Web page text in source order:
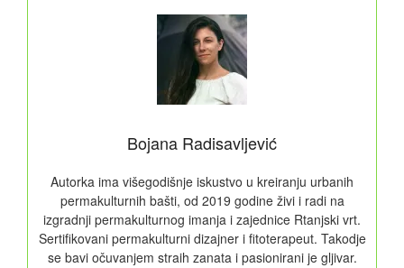
Rasad
koja
Bojana Radisavljević
Autorka ima višegodišnje iskustvo u kreiranju urbanih
permakulturnih bašti, od 2019 godine živi i radi na
izgradnji permakulturnog imanja i zajednice Rtanjski vrt.
Sertifikovani permakulturni dizajner i fitoterapeut. Takodje
se bavi očuvanjem straih zanata i pasionirani je gljivar.